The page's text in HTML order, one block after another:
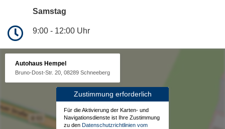
Samstag
9:00 - 12:00 Uhr
Autohaus Hempel
Bruno-Dost-Str. 20, 08289 Schneeberg
Zustimmung erforderlich
Für die Aktivierung der Karten- und
Navigationsdienste ist Ihre Zustimmung
zu den Datenschutzrichtlinien vom